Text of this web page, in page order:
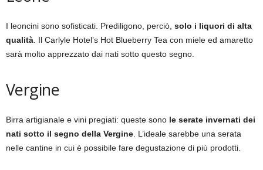
I leoncini sono sofisticati. Prediligono, perciò, solo i liquori di alta
qualità . Il Carlyle Hotel’s Hot Blueberry Tea con miele ed amaretto
sarà molto apprezzato dai nati sotto questo segno.
Vergine
Birra artigianale e vini pregiati: queste sono le serate invernati dei
nati sotto il segno della Vergine . L’ideale sarebbe una serata
nelle cantine in cui è possibile fare degustazione di più prodotti.